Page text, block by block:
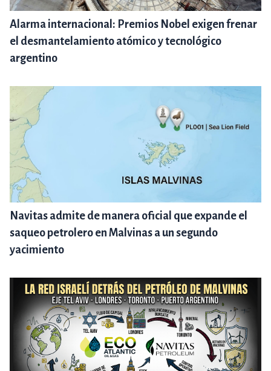
Alarma internacional: Premios Nobel exigen frenar
el desmantelamiento atómico y tecnológico
argentino
Navitas admite de manera oficial que expande el
saqueo petrolero en Malvinas a un segundo
yacimiento